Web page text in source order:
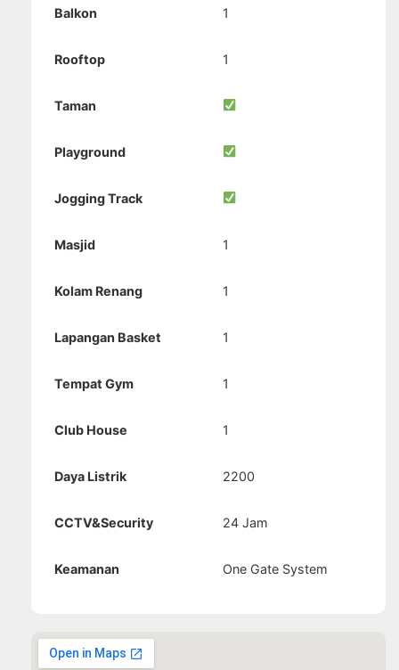
Balkon 1
Rooftop 1
Taman
Playground
Jogging Track
Masjid 1
Kolam Renang 1
Lapangan Basket 1
Tempat Gym 1
Club House 1
Daya Listrik 2200
CCTV&Security 24 Jam
Keamanan One Gate System